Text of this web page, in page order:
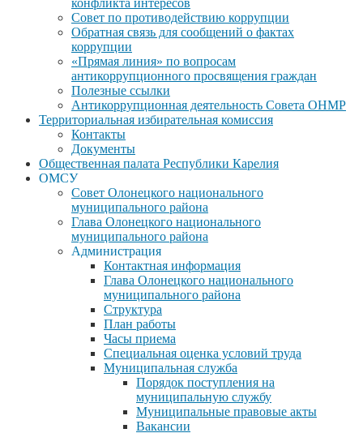
Совет по противодействию коррупции
Обратная связь для сообщений о фактах
коррупции
«Прямая линия» по вопросам
антикоррупционного просвящения граждан
Полезные ссылки
Антикоррупционная деятельность Совета ОНМР
Территориальная избирательная комиссия
Контакты
Документы
Общественная палата Республики Карелия
ОМСУ
Совет Олонецкого национального
муниципального района
Глава Олонецкого национального
муниципального района
Администрация
Контактная информация
Глава Олонецкого национального
муниципального района
Структура
План работы
Часы приема
Специальная оценка условий труда
Муниципальная служба
Порядок поступления на
муниципальную службу
Муниципальные правовые акты
Вакансии